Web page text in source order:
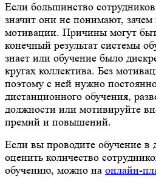
Если большинство
значит они не понимают,
мотивации. Причины могут
конечный результат системы
знает или обучение было
кругах коллектива. Без
поэтому с ней нужно
дистанционного обучения,
должности или мотивируйте
премий и повышений.
Если вы проводите обучение
оценить количество
обучению, можно на онлайн-